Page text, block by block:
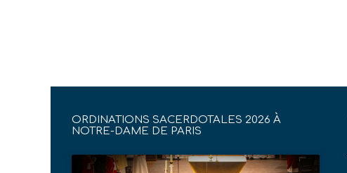
ORDINATIONS SACERDOTALES 2026 À
NOTRE-DAME DE PARIS